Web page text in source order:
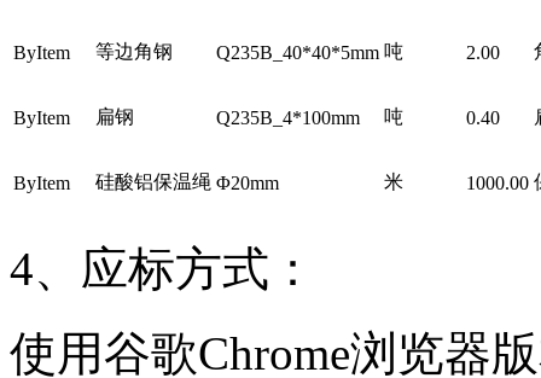
ByItem 等边角钢 Q235B_40*40*5mm 吨 2.00
ByItem 扁钢 Q235B_4*100mm 吨 0.40
ByItem 硅酸铝保温绳 Φ20mm 米 1000.00
4、应标方式：
使用谷歌Chrome浏览器